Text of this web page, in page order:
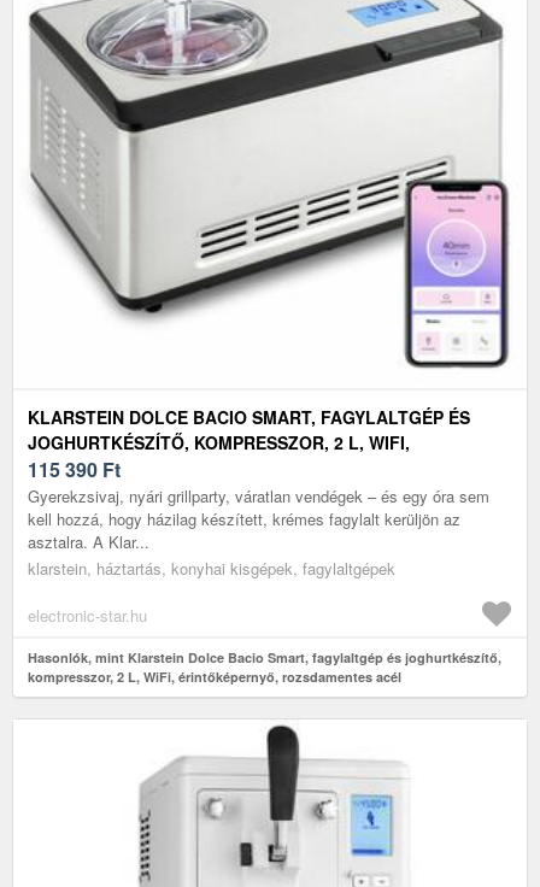
KLARSTEIN DOLCE BACIO SMART, FAGYLALTGÉP ÉS
JOGHURTKÉSZÍTŐ, KOMPRESSZOR, 2 L, WIFI,
ÉRINTŐKÉPERNYŐ, ROZSDAMENTES ACÉL
115 390 Ft
Gyerekzsivaj, nyári grillparty, váratlan vendégek – és egy óra sem
kell hozzá, hogy házilag készített, krémes fagylalt kerüljön az
asztalra. A Klar...
klarstein, háztartás, konyhai kisgépek, fagylaltgépek
electronic-star.hu
Hasonlók, mint Klarstein Dolce Bacio Smart, fagylaltgép és joghurtkészítő,
kompresszor, 2 L, WiFi, érintőképernyő, rozsdamentes acél